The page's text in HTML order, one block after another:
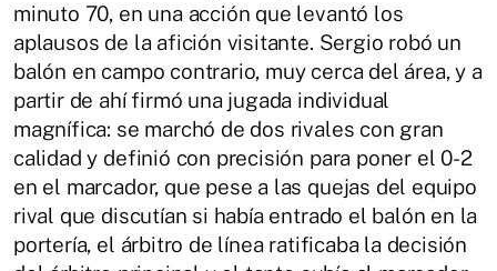
minuto 70, en una acción que levantó los
aplausos de la afición visitante. Sergio robó un
balón en campo contrario, muy cerca del área, y a
partir de ahí firmó una jugada individual
magnífica: se marchó de dos rivales con gran
calidad y definió con precisión para poner el 0-2
en el marcador, que pese a las quejas del equipo
rival que discutían si había entrado el balón en la
portería, el árbitro de línea ratificaba la decisión